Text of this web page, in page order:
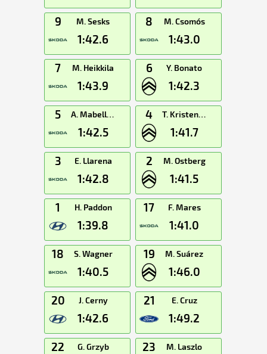
9 M. Sesks
1:42.6
8 M. Csomós
1:43.0
7 M. Heikkila
1:43.9
6 Y. Bonato
1:42.3
5 A. Mabellini
1:42.5
4 T. Kristensson
1:41.7
3 E. Llarena
1:42.8
2 M. Ostberg
1:41.5
1 H. Paddon
1:39.8
17 F. Mares
1:41.0
18 S. Wagner
1:40.5
19 M. Suárez
1:46.0
20 J. Cerny
1:42.6
21 E. Cruz
1:49.2
22 G. Grzyb 23 M. Laszlo